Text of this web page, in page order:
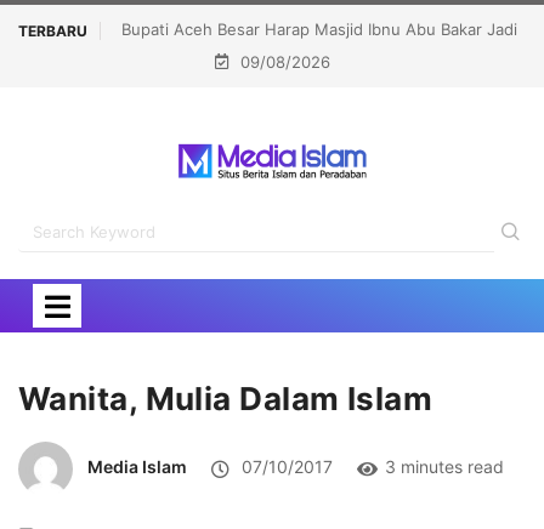
TERBARU
Bakar Jadi
Lomba dan Karnaval HUT RI Jangan Jadi Ajang Judi
dan Kampanye LGBT
09/08/2026
Wanita, Mulia Dalam Islam
Media Islam 07/10/2017 3 minutes read